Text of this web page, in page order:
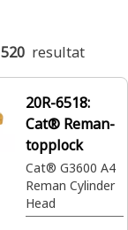
520 resultat
20R-6518:
Cat® Reman-
topplock
Cat® G3600 A4
Reman Cylinder
Head